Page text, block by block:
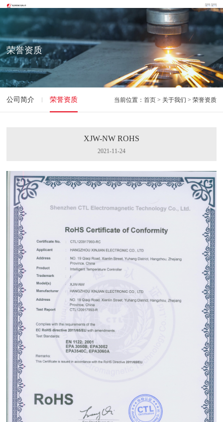
荣誉资质
公司简介 荣誉资质 当前位置： 首页> 关于我们 > 荣誉资质
XJW-NW ROHS
2021-11-24